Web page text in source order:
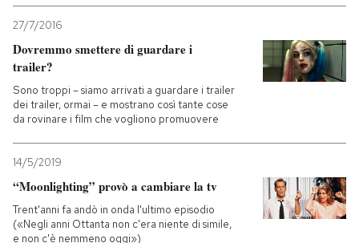
27/7/2016
Dovremmo smettere di guardare i
trailer?
Sono troppi – siamo arrivati a guardare i trailer
dei trailer, ormai – e mostrano così tante cose
da rovinare i film che vogliono promuovere
14/5/2019
“Moonlighting” provò a cambiare la tv
Trent'anni fa andò in onda l'ultimo episodio
(«Negli anni Ottanta non c'era niente di simile,
e non c'è nemmeno oggi»)